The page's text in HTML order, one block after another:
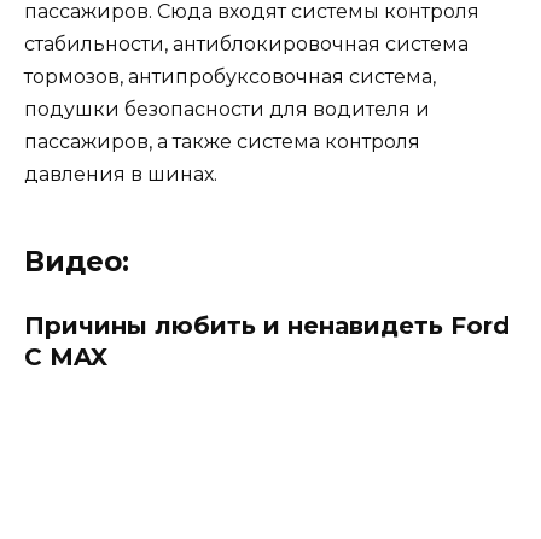
пассажиров. Сюда входят системы контроля
стабильности, антиблокировочная система
тормозов, антипробуксовочная система,
подушки безопасности для водителя и
пассажиров, а также система контроля
давления в шинах.
Видео:
Причины любить и ненавидеть Ford
C MAX